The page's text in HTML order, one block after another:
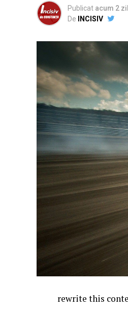
Publicat acum 2
De
INCISIV
rewrite this